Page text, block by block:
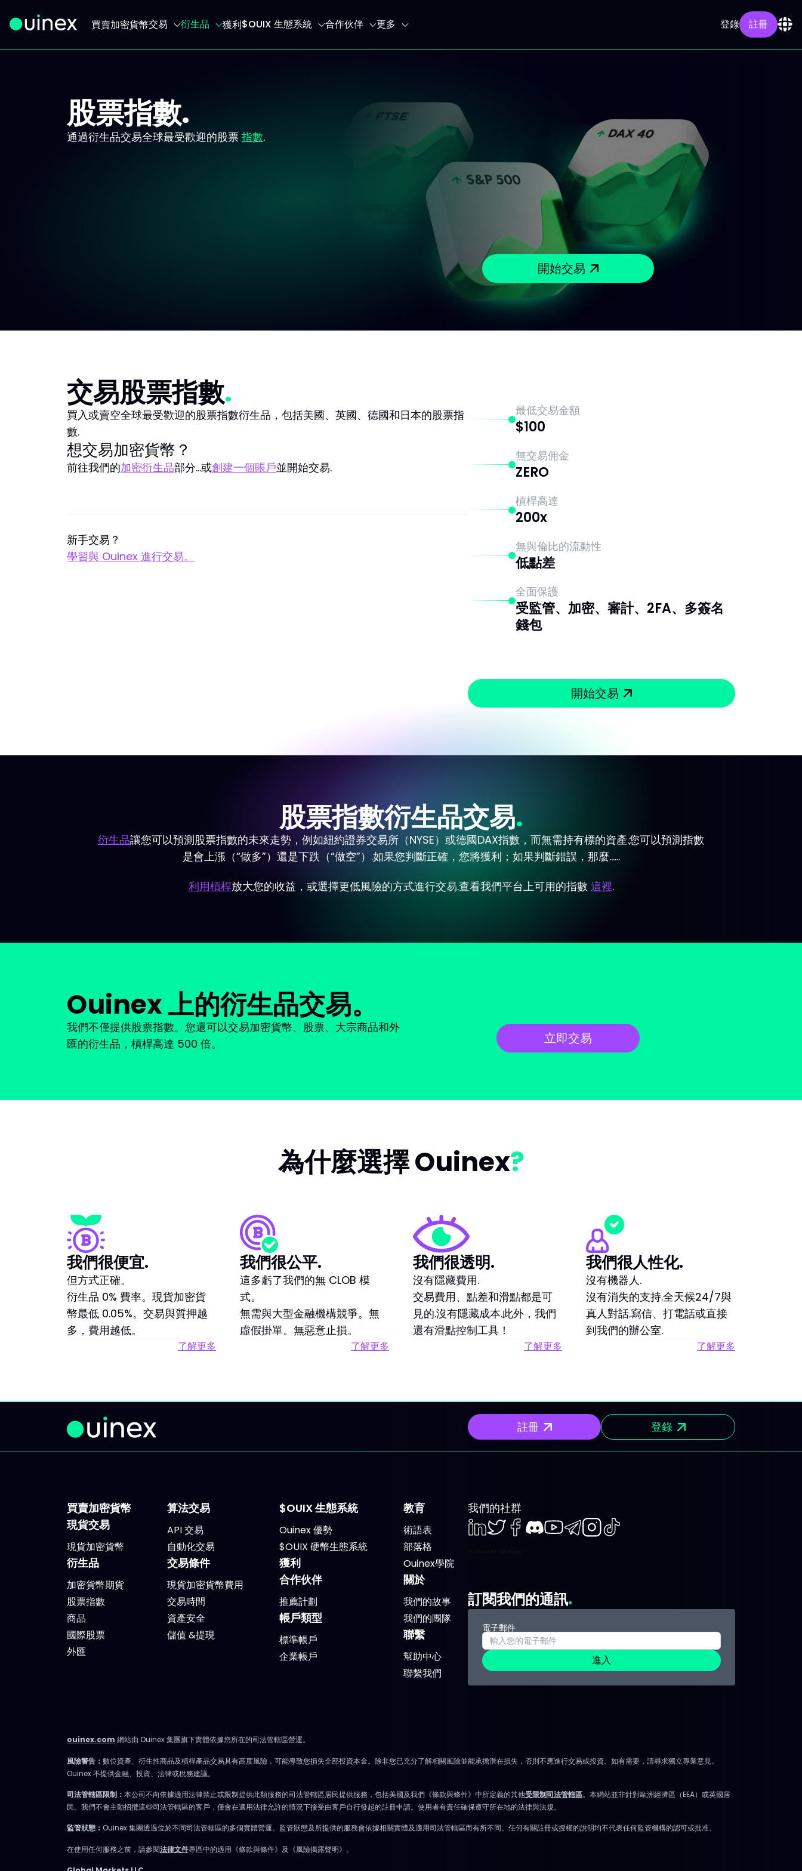
買賣加密貨幣交易 衍生品 獲利$OUIX 生態系統 合作伙伴 更多 登錄 註冊
股票指數.
通過衍生品交易全球最受歡迎的股票 指數.
開始交易
交易股票指數
買入或賣空全球最受歡迎的股票指數衍生品，包括美國、英國、德國和日本的股票指
數.
想交易加密貨幣？
前往我們的加密衍生品部分...或創建一個賬戶並開始交易.
新手交易？
學習與 Ouinex 進行交易。
最低交易金額
$100
無交易佣金
ZERO
槓桿高達
200x
無與倫比的流動性
低點差
全面保護
受監管、加密、審計、2FA、多簽名
錢包
開始交易
股票指數衍生品交易
衍生品讓您可以預測股票指數的未來走勢，例如紐約證券交易所（NYSE）或德國DAX指數，而無需持有標的資產.您可以預測指數
是會上漲（“做多”）還是下跌（“做空”）.如果您判斷正確，您將獲利；如果判斷錯誤，那麼……
利用槓桿放大您的收益，或選擇更低風險的方式進行交易.查看我們平台上可用的指數 這裡.
Ouinex 上的衍生品交易。
我們不僅提供股票指數。您還可以交易加密貨幣、股票、大宗商品和外
匯的衍生品，槓桿高達 500 倍。
立即交易
為什麼選擇 Ouinex
我們很便宜.
但方式正確。
衍生品 0% 費率。現貨加密貨
幣最低 0.05%。交易與質押越
多，費用越低。
了解更多
我們很公平.
這多虧了我們的無 CLOB 模
式。
無需與大型金融機構競爭。無
虛假掛單。無惡意止損。
了解更多
我們很透明.
沒有隱藏費用.
交易費用、點差和滑點都是可
見的.沒有隱藏成本.此外，我們
還有滑點控制工具！
了解更多
我們很人性化.
沒有機器人.
沒有消失的支持.全天候24/7與
真人對話.寫信、打電話或直接
到我們的辦公室.
了解更多
註冊 登錄
買賣加密貨幣
現貨交易
現貨加密貨幣
衍生品
加密貨幣期貨
股票指數
商品
國際股票
外匯
算法交易
API 交易
自動化交易
交易條件
現貨加密貨幣費用
交易時間
資產安全
儲值 &提現
$OUIX 生態系統
Ouinex 優勢
$OUIX 硬幣生態系統
獲利
合作伙伴
推薦計劃
帳戶類型
標準帳戶
企業帳戶
教育
術語表
部落格
Ouinex學院
關於
我們的故事
我們的團隊
聯繫
幫助中心
聯繫我們
我們的社群
訂閱我們的通訊
電子郵件
進入
ouinex.com 網站由 Ouinex 集團旗下實體依據您所在的司法管轄區營運。
風險警告： 數位資產、衍生性商品及槓桿產品交易具有高度風險，可能導致您損失全部投資本金。除非您已充分了解相關風險並能承擔潛在損失，否則不應進行交易或投資。如有需要，請尋求獨立專業意見。
Ouinex 不提供金融、投資、法律或稅務建議。
司法管轄區限制： 本公司不向依據適用法律禁止或限制提供此類服務的司法管轄區居民提供服務，包括美國及我們《條款與條件》中所定義的其他受限制司法管轄區。本網站並非針對歐洲經濟區（EEA）或英國居
民。我們不會主動招攬這些司法管轄區的客戶，僅會在適用法律允許的情況下接受由客戶自行發起的註冊申請。使用者有責任確保遵守所在地的法律與法規。
監管狀態： Ouinex 集團透過位於不同司法管轄區的多個實體營運。監管狀態及所提供的服務會依據相關實體及適用司法管轄區而有所不同。任何有關註冊或授權的說明均不代表任何監管機構的認可或批准。
在使用任何服務之前，請參閱法律文件專區中的適用《條款與條件》及《風險揭露聲明》。